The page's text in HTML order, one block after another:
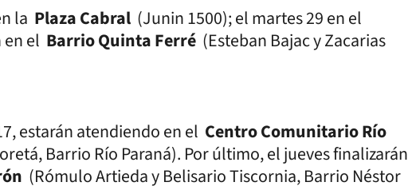
la Plaza Cabral (Junin 1500); el martes 29 en el
el Barrio Quinta Ferré (Esteban Bajac y Zacarias
estarán atendiendo en el Centro Comunitario Río
Barrio Río Paraná). Por último, el jueves finalizarán
(Rómulo Artieda y Belisario Tiscornia, Barrio Néstor